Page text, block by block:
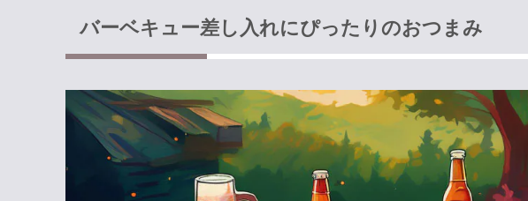
バーベキュー差し入れにぴったりのおつまみ